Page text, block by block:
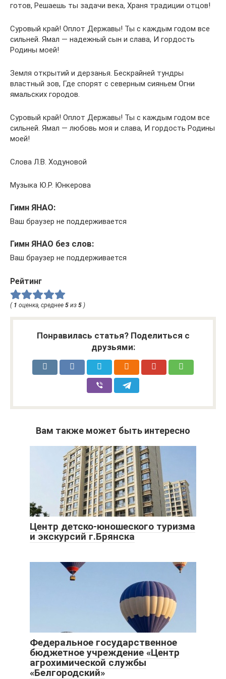
готов, Решаешь ты задачи века, Храня традиции отцов!
Суровый край! Оплот Державы! Ты с каждым годом все
сильней. Ямал — надежный сын и слава, И гордость
Родины моей!
Земля открытий и дерзанья. Бескрайней тундры
властный зов, Где спорят с северным сияньем Огни
ямальских городов.
Суровый край! Оплот Державы! Ты с каждым годом все
сильней. Ямал — любовь моя и слава, И гордость Родины
моей!
Слова Л.В. Ходуновой
Музыка Ю.Р. Юнкерова
Гимн ЯНАО:
Ваш браузер не поддерживается
Гимн ЯНАО без слов:
Ваш браузер не поддерживается
Рейтинг
( 1 оценка, среднее 5 из 5 )
Понравилась статья? Поделиться с
друзьями:
Вам также может быть интересно
Центр детско-юношеского туризма
и экскурсий г.Брянска
Федеральное государственное
бюджетное учреждение «Центр
агрохимической службы
«Белгородский»